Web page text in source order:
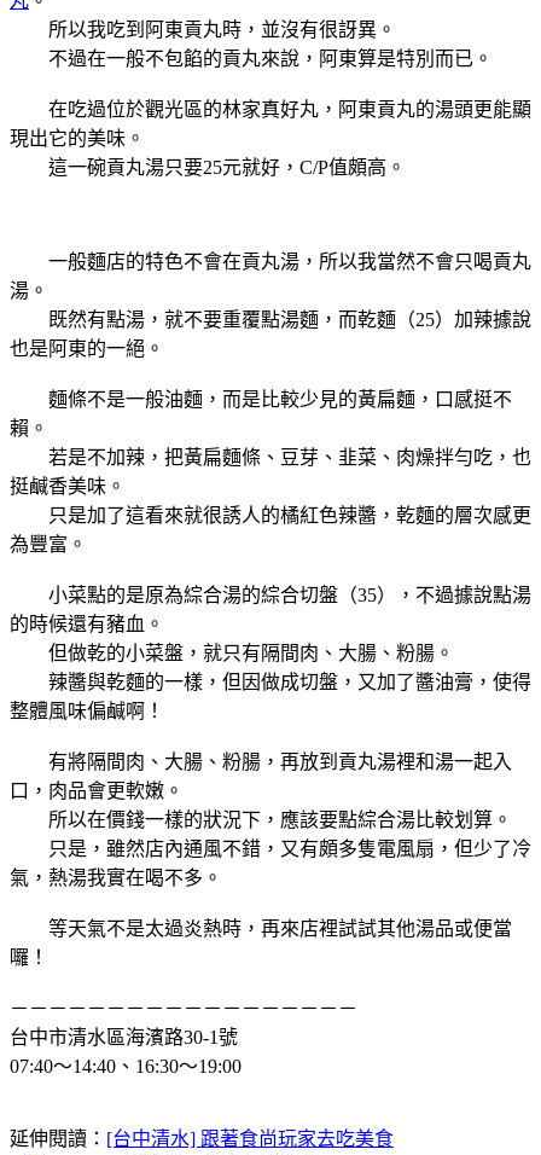
所以我吃到阿東貢丸時，並沒有很訝異。
不過在一般不包餡的貢丸來說，阿東算是特別而已。
在吃過位於觀光區的林家真好丸，阿東貢丸的湯頭更能顯
現出它的美味。
這一碗貢丸湯只要25元就好，C/P值頗高。
一般麵店的特色不會在貢丸湯，所以我當然不會只喝貢丸
湯。
既然有點湯，就不要重覆點湯麵，而乾麵（25）加辣據說
也是阿東的一絕。
麵條不是一般油麵，而是比較少見的黃扁麵，口感挺不
賴。
若是不加辣，把黃扁麵條、豆芽、韭菜、肉燥拌勻吃，也
挺鹹香美味。
只是加了這看來就很誘人的橘紅色辣醬，乾麵的層次感更
為豐富。
小菜點的是原為綜合湯的綜合切盤（35），不過據說點湯
的時候還有豬血。
但做乾的小菜盤，就只有隔間肉、大腸、粉腸。
辣醬與乾麵的一樣，但因做成切盤，又加了醬油膏，使得
整體風味偏鹹啊！
有將隔間肉、大腸、粉腸，再放到貢丸湯裡和湯一起入
口，肉品會更軟嫩。
所以在價錢一樣的狀況下，應該要點綜合湯比較划算。
只是，雖然店內通風不錯，又有頗多隻電風扇，但少了冷
氣，熱湯我實在喝不多。
等天氣不是太過炎熱時，再來店裡試試其他湯品或便當
囉！
－－－－ －－－－－－－－－ －－－ －－
台中市清水區海濱路30-1號
07:40～14:40、16:30～19:00
延伸閱讀： [台中清水] 跟著食尚玩家去吃美食